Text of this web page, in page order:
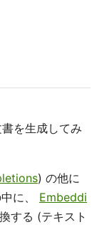
を生成してみ
) の他に
に、 Embeddi
する (テキスト